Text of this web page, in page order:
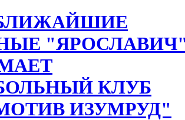
КЛУБ
ИЗУМРУД"